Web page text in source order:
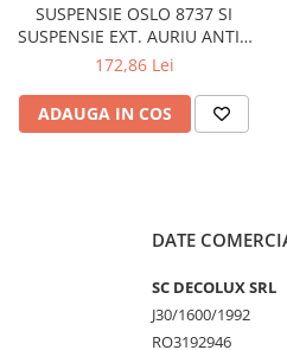
SUSPENSIE OSLO 8737 SI
SUSPENSIE EXT. AURIU ANTIC
TRANSPARENT E27 1X60W
172,86 Lei
ADAUGA IN COS
DATE
SC DECOLUX SRL
J30/1600/1992
RO3192946